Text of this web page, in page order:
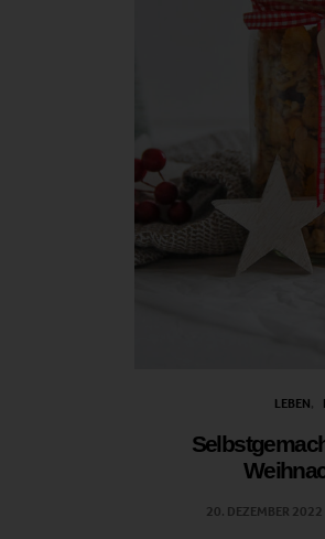
LEBEN
20. DEZEMBER 2022